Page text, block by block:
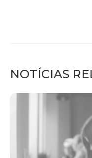
NOTÍCIAS